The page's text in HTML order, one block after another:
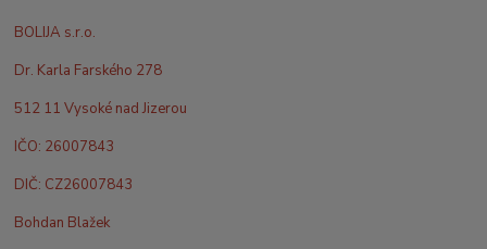
BOLIJA s.r.o.
Dr. Karla Farského 278
512 11 Vysoké nad Jizerou
IČO: 26007843
DIČ: CZ26007843
Bohdan Blažek